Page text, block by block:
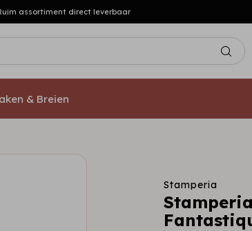
assortiment direct leverbaar
& Breien
Stamperia